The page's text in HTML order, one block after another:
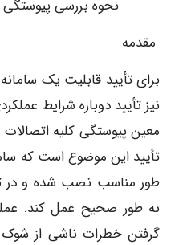
نحوه بررسی
مقدمه
برای تأیید قابلیت یک
نیز تأیید دوباره شرایط
معین پیوستگی کلیه
تأیید این موضوع است که
طور مناسب نصب شده و در
به طور صحیح عمل کند.
گرفتن خطرات ناشی از شوک